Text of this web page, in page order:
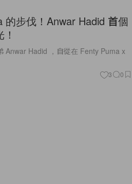
的步伐！Anwar Hadid 首個
Anwar Hadid ，自從在 Fenty Puma x
3 0